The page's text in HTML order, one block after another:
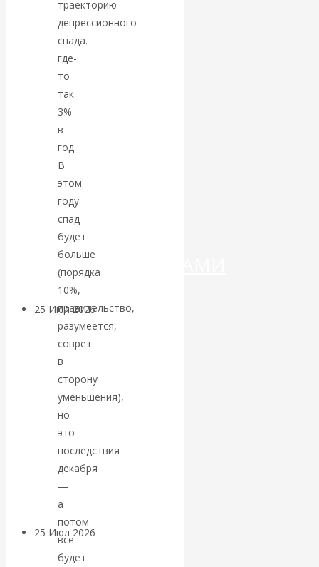
Валентин
КАтасонов.
«МЕТОД
ОТМЫВАНИЯ
ДЕНЕГ»: КИТАЙ
ВЕДЁТ БОРЬБУ
КРИПТОВАЛЮТАМИ
25 Июл 2026Геополитика
Валентин
КАтасонов.
Может ли
Америка
покинуть НАТО?
25 Июл 2026
траекторию
депрессионного
спада.
где-
то
так
3%
в
год.
В
этом
году
спад
будет
больше
(порядка
10%,
правительство,
разумеется,
соврет
в
сторону
уменьшения),
но
это
последствия
декабря
—
а
потом
все
будет